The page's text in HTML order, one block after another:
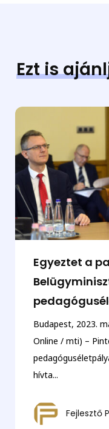
Ezt is
Egyeztet a
Budapest, 2023.
Online / mti) –
hívta...
Fejlesztő